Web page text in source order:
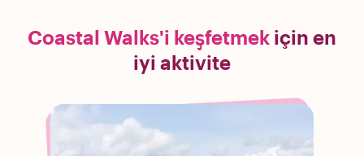
Coastal Walks'i keşfetmek için en
iyi aktivite